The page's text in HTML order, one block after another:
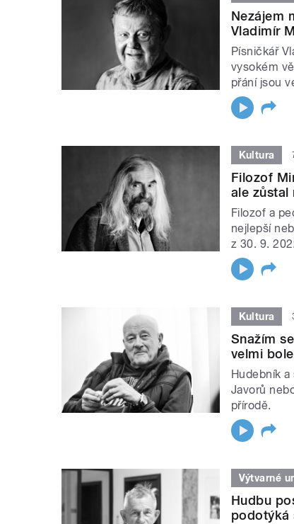
Nezájem
Vladimír
Písničkář
vysokém
přání jsou
Kultura
Filozof
ale zůstal
Filozof a
nejlepší
z 30. 9.
Kultura
Snažím
velmi
Hudebník
Javorů
přírodě.
Výtvarné
Hudbu
podotýká